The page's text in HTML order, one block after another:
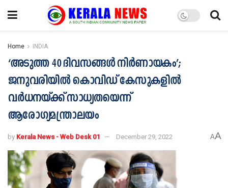
Home INDIA
‘അടുത്ത 40 ദിവസങ്ങള്‍ നിര്‍ണായകം’;
ജനുവരിയില്‍ കൊവിഡ് കേസുകളില്‍
വര്‍ധനയ്ക്ക് സാധ്യതയെന്ന്
ആരോഗ്യമന്ത്രാലയം
by Kerala News - Web Desk 01 December 29, 2022 AA